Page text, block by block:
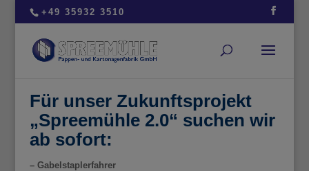
+49 35932 3510
Für unser Zukunftsprojekt
„Spreemühle 2.0“ suchen wir
ab sofort:
– Gabelstaplerfahrer